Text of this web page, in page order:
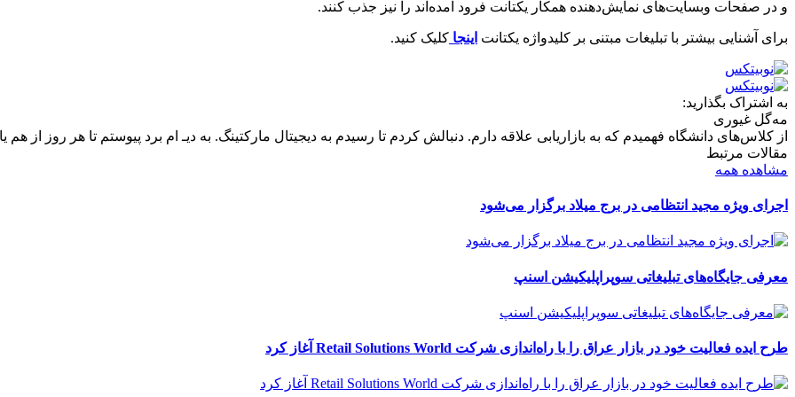
و در صفحات وبسایت‌های نمایش‌دهنده همکار یکتانت فرود آمده‌اند را نیز جذب کنند.
برای آشنایی بیشتر با تبلیغات مبتنی بر کلیدواژه یکتانت اینجا کلیک کنید.
به اشتراک بگذارید:
مه‌گل غیوری
از کلاس‌های دانشگاه فهمیدم که به بازاریابی علاقه دارم. دنبالش کردم تا رسیدم به دیجیتال مارکتینگ. به دیـ ام برد پیوستم تا هر روز از هم
مقالات مرتبط
مشاهده همه
اجرای ویژه مجید انتظامی در برج میلاد برگزار می‌شود
معرفی جایگاه‌های تبلیغاتی سوپراپلیکیشن اسنپ
طرح ایده فعالیت خود در بازار عراق را با راه‌اندازی شرکت Retail Solutions World آغاز کرد